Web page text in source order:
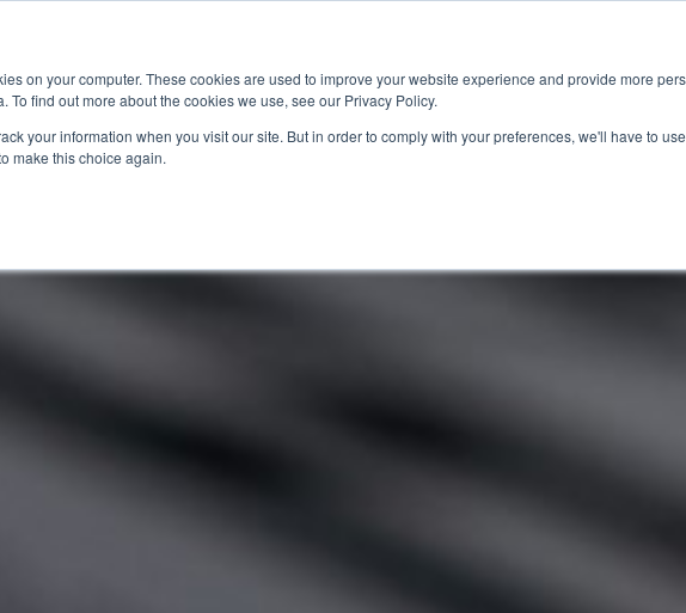
on your computer. These cookies are used to improve your website experience and provide more
To find out more about the cookies we use, see our Privacy Policy.
your information when you visit our site. But in order to comply with your preferences, we'll have to
make this choice again.